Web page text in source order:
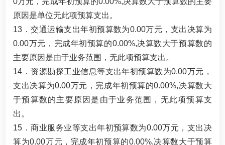
原因是单位无此项预算支出。
13．交通运输支出年初预算数为0.00万元，支出决算为
0.00万元，完成年初预算的0.00%,决算数大于预算数的
主要原因是由于业务范围，无此项预算支出。
14．资源勘探工业信息等支出年初预算数为0.00万元，
支出决算为0.00万元，完成年初预算的0.00%,决算数大
于预算数的主要原因是由于业务范围，无此项预算支
出。
15．商业服务业等支出年初预算数为0.00万元，支出决
算为0.00万元，完成年初预算的0.00%,决算数大于预算